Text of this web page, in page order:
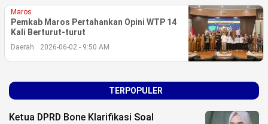
Maros
Pemkab Maros Pertahankan Opini WTP 14
Kali Berturut-turut
Daerah 2026-06-02 - 9:50 AM
TERPOPULER
Ketua DPRD Bone Klarifikasi Soal